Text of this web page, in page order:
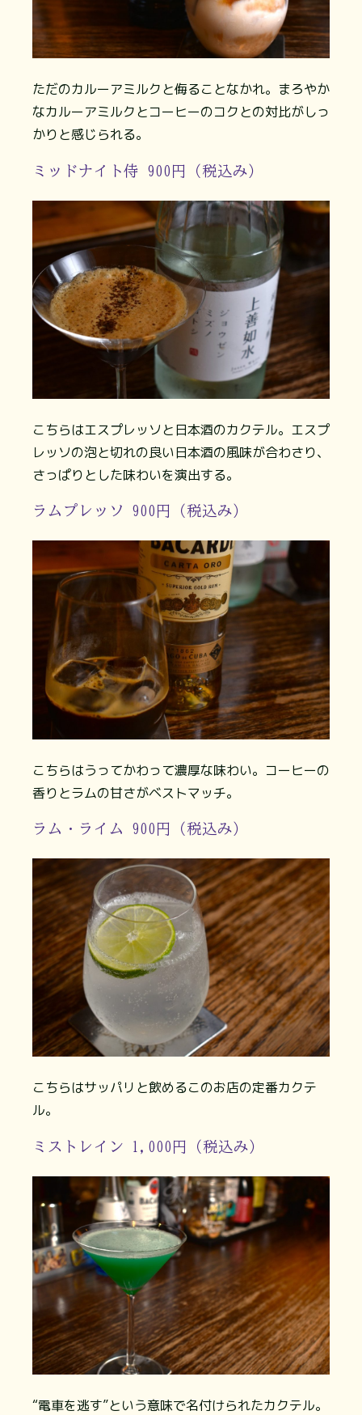
ただのカルーアミルクと侮ることなかれ。まろやか
なカルーアミルクとコーヒーのコクとの対比がしっ
かりと感じられる。
ミッドナイト侍 900円（税込み）
こちらはエスプレッソと日本酒のカクテル。エスプ
レッソの泡と切れの良い日本酒の風味が合わさり、
さっぱりとした味わいを演出する。
ラムプレッソ 900円（税込み）
こちらはうってかわって濃厚な味わい。コーヒーの
香りとラムの甘さがベストマッチ。
ラム・ライム 900円（税込み）
こちらはサッパリと飲めるこのお店の定番カクテ
ル。
ミストレイン 1,000円（税込み）
“電車を逃す”という意味で名付けられたカクテル。